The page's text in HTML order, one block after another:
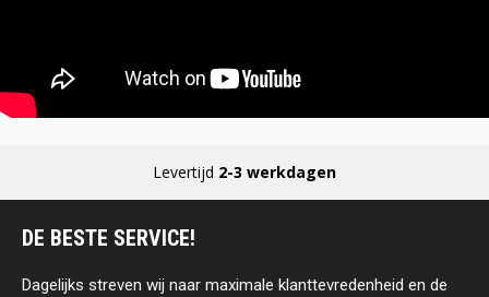
Levertijd 2-3 werkdagen
DE BESTE SERVICE!
Dagelijks streven wij naar maximale klanttevredenheid en de